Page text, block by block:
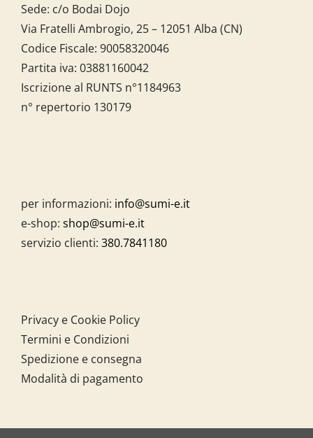
Sede: c/o Bodai Dojo
Via Fratelli Ambrogio, 25 – 12051 Alba (CN)
Codice Fiscale: 90058320046
Partita iva: 03881160042
Iscrizione al RUNTS n°1184963
n° repertorio 130179
per informazioni: info@sumi-e.it
e-shop: shop@sumi-e.it
servizio clienti: 380.7841180
Privacy e Cookie Policy
Termini e Condizioni
Spedizione e consegna
Modalità di pagamento